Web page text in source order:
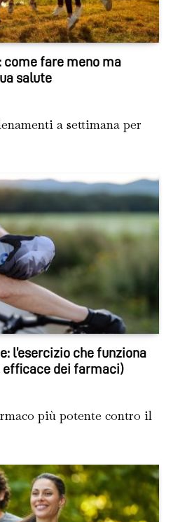
fare meno ma
salute
a settimana per
l’esercizio che funziona
efficace dei farmaci)
più potente contro il